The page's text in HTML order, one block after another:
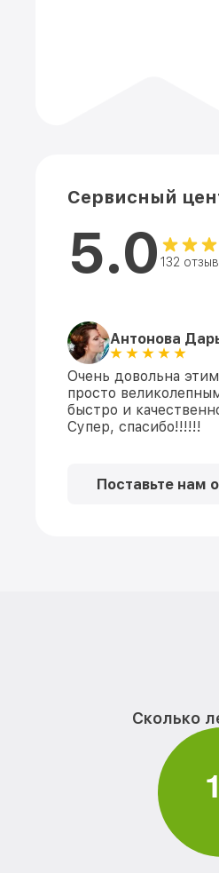
Сервисный
5.0 132
Антонова
Очень довольна
просто
быстро и
Супер, спасибо!!!!!!
Поставьте нам
Сколько
1